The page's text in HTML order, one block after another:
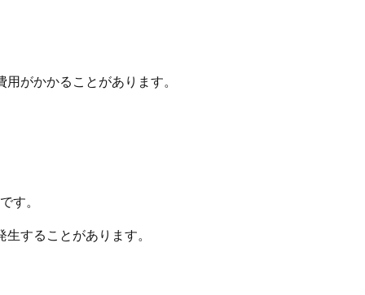
がかかることがあります。
す。
することがあります。